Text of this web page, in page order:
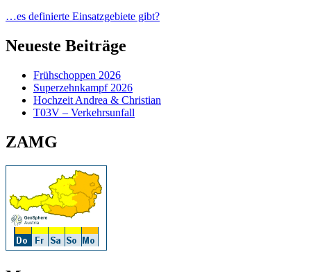
…es definierte Einsatzgebiete gibt?
Neueste Beiträge
Frühschoppen 2026
Superzehnkampf 2026
Hochzeit Andrea & Christian
T03V – Verkehrsunfall
ZAMG